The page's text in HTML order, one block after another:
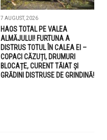
7 AUGUST, 2026
HAOS TOTAL PE VALEA
ALMĂJULUI! FURTUNA A
DISTRUS TOTUL ÎN CALEA EI –
COPACI CĂZUȚI, DRUMURI
BLOCAȚE, CURENT TĂIAT ȘI
GRĂDINI DISTRUSE DE GRINDINĂ!